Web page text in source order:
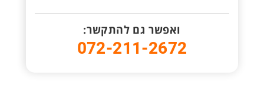
ואפשר גם להתקשר:
072-211-2672